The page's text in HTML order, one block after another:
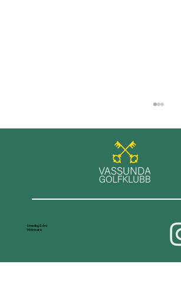
GT+ spel på Roslagens
Smedby Gård
741 Knivsta